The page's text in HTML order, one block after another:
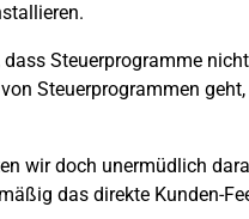
Steuerprogramme
Steuerprogrammen
wir doch unermüdlich
das direkte Kunden-